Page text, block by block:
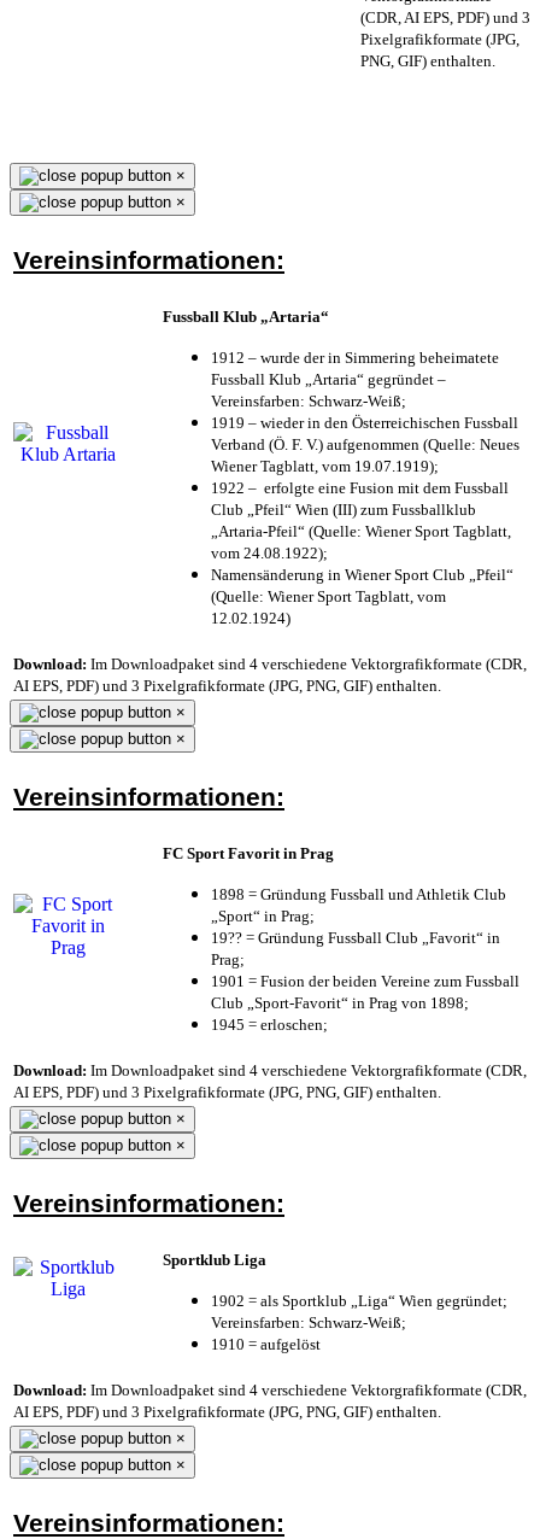
(CDR, AI EPS, PDF) und 3
Pixelgrafikformate (JPG,
PNG, GIF) enthalten.
×
×
Vereinsinformationen:
Fussball Klub „Artaria“
1912 – wurde der in Simmering beheimatete
Fussball Klub „Artaria“ gegründet –
Vereinsfarben: Schwarz-Weiß;
1919 – wieder in den Österreichischen Fussball
Verband (Ö. F. V.) aufgenommen (Quelle: Neues
Wiener Tagblatt, vom 19.07.1919);
1922 – erfolgte eine Fusion mit dem Fussball
Club „Pfeil“ Wien (III) zum Fussballklub
„Artaria-Pfeil“ (Quelle: Wiener Sport Tagblatt,
vom 24.08.1922);
Namensänderung in Wiener Sport Club „Pfeil“
(Quelle: Wiener Sport Tagblatt, vom
12.02.1924)
Download: Im Downloadpaket sind 4 verschiedene Vektorgrafikformate (CDR,
AI EPS, PDF) und 3 Pixelgrafikformate (JPG, PNG, GIF) enthalten.
×
×
Vereinsinformationen:
FC Sport Favorit in Prag
1898 = Gründung Fussball und Athletik Club
„Sport“ in Prag;
19?? = Gründung Fussball Club „Favorit“ in
Prag;
1901 = Fusion der beiden Vereine zum Fussball
Club „Sport-Favorit“ in Prag von 1898;
1945 = erloschen;
Download: Im Downloadpaket sind 4 verschiedene Vektorgrafikformate (CDR,
AI EPS, PDF) und 3 Pixelgrafikformate (JPG, PNG, GIF) enthalten.
×
×
Vereinsinformationen:
Sportklub Liga
1902 = als Sportklub „Liga“ Wien gegründet;
Vereinsfarben: Schwarz-Weiß;
1910 = aufgelöst
Download: Im Downloadpaket sind 4 verschiedene Vektorgrafikformate (CDR,
AI EPS, PDF) und 3 Pixelgrafikformate (JPG, PNG, GIF) enthalten.
×
×
Vereinsinformationen: